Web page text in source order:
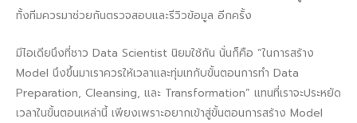
ทั้งทีมควรมาช่วยกันตรวจสอบและรีวิวข้อมูล อีกครั้ง
มีไอเดียนึงที่ชาว Data Scientist นิยมใช้กัน นั่นก็คือ “ในการสร้าง
Model นึงขึ้นมาเราควรให้เวลาและทุ่มเทกับขั้นตอนการทำ Data
Preparation, Cleansing, และ Transformation” แทนที่เราจะประหยัด
เวลาในขั้นตอนเหล่านี้ เพียงเพราะอยากเข้าสู่ขั้นตอนการสร้าง Model